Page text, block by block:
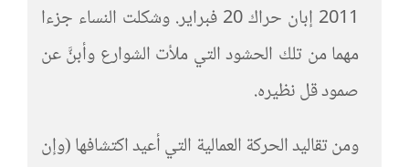
2011 إبان حراك 20 فبراير. وشكلت النساء جزءا
مهما من تلك الحشود التي ملأت الشوارع وأبنَّ عن
صمود قل نظيره.
ومن تقاليد الحركة العمالية التي أعيد اكتشافها (وإن